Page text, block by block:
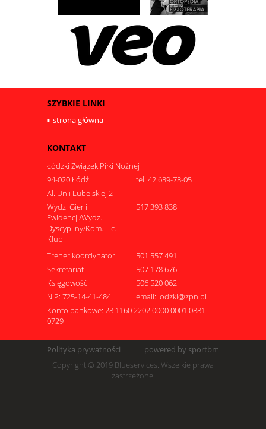
SZYBKIE LINKI
strona główna
KONTAKT
Łódzki Związek Piłki Nożnej
94-020 Łódź
tel: 42 639-78-05
Al. Unii Lubelskiej 2
Wydz. Gier i
Ewidencji/Wydz.
Dyscypliny/Kom. Lic.
Klub
517 393 838
Trener koordynator
501 557 491
Sekretariat
507 178 676
Księgowość
506 520 062
NIP: 725-14-41-484
email: lodzki@zpn.pl
Konto bankowe: 28 1160 2202 0000 0001 0881
0729
Polityka prywatności
powered by sportbm
Copyright © 2019 Blueservices. Wszelkie prawa
zastrzeżone.